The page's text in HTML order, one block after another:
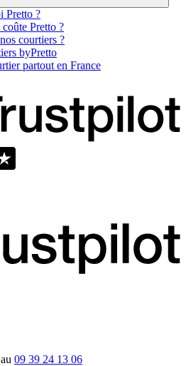
Pretto ?
Pretto ?
courtiers ?
byPretto
partout en France
09 39 24 13 06